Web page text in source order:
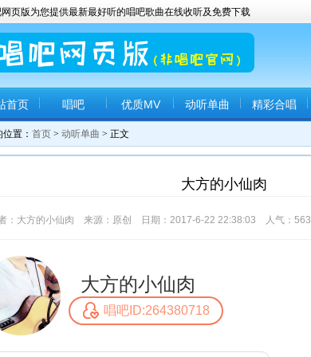
网页版为您提供最新最好听的唱吧歌曲在线收听及免费下载
首页 唱吧 优质MV 动听单曲 精彩合唱
置： 首页 > 动听单曲 > 正文
大方的小仙肉
：大方的小仙肉 来源：原创 日期：2017-6-22 22:38:03 人气： 563
大方的小仙肉
唱吧ID:264380718